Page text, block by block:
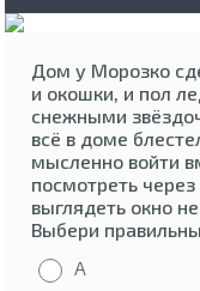
Дом у Морозко
и окошки, и пол
снежными
всё в доме
мысленно войти
посмотреть
выглядеть окно
Выбери
А